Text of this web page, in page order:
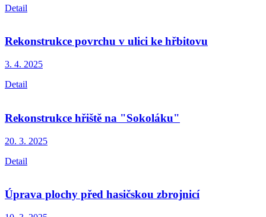
Detail
Rekonstrukce povrchu v ulici ke hřbitovu
3. 4. 2025
Detail
Rekonstrukce hřiště na "Sokoláku"
20. 3. 2025
Detail
Úprava plochy před hasičskou zbrojnicí